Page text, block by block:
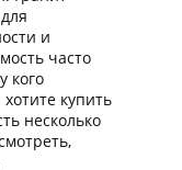
и
часто
кого
купить
несколько